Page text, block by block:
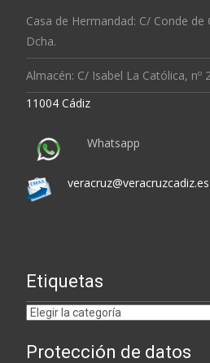
Casa de Hermandad: C/ Conde de
Dcha.
Almacén: C/ Isabel La Católica, nº
11004 Cádiz
Whatsapp
veracruz@veracruzcadiz.es
Etiquetas
Etiquetas
Protección de datos